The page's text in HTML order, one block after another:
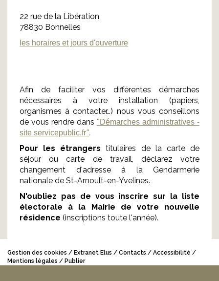
22 rue de la Libération
78830 Bonnelles
les horaires et jours d'ouverture
Afin de faciliter vos différentes démarches
nécessaires à votre installation (papiers,
organismes à contacter…) nous vous conseillons
de vous rendre dans "Démarches administratives -
site servicepublic.fr".
Pour les étrangers titulaires de la carte de
séjour ou carte de travail, déclarez votre
changement d'adresse à la Gendarmerie
nationale de St-Arnoult-en-Yvelines.
N'oubliez pas de vous inscrire sur la liste
électorale à la Mairie de votre nouvelle
résidence (inscriptions toute l'année).
Gestion des cookies Extranet Elus Contacts
Accessibilité
Mentions légales
Publier